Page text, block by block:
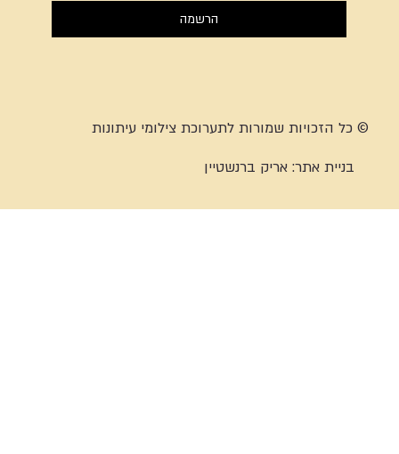
הרשמה
© כל הזכויות שמורות לתערוכת צילומי עיתונות
בניית אתר:אריק ברנשטיין